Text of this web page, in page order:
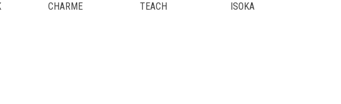
CHARME TEACH ISOKA